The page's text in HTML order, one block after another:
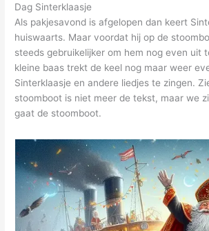
Dag Sinterklaasje
Als pakjesavond is afgelopen dan keert
huiswaarts. Maar voordat hij op de
steeds gebruikelijker om hem nog even uit
kleine baas trekt de keel nog maar weer
Sinterklaasje en andere liedjes te zingen.
stoomboot is niet meer de tekst, maar we
gaat de stoomboot.